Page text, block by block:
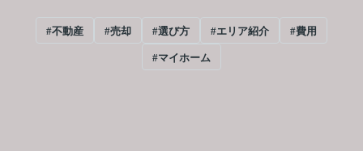
#不動産 #売却 #選び方 #エリア紹介 #費用
#マイホーム